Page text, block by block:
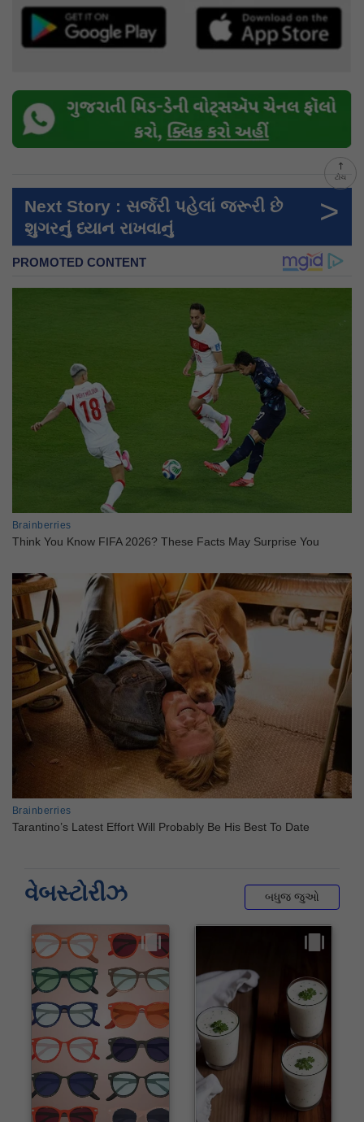
ટોચ
Next Story : સર્જરી પહેલાં જરૂરી છે
શુગરનું ધ્યાન રાખવાનું
>
વેબસ્ટોરીઝ બધુજ જુઓ